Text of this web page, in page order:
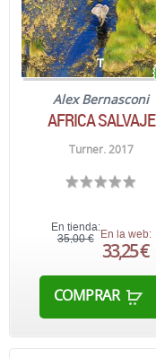
Alex Bernasconi
AFRICA SALVAJE
Turner. 2017
En tienda:
35,00 € En la web:
33,25 €
COMPRAR